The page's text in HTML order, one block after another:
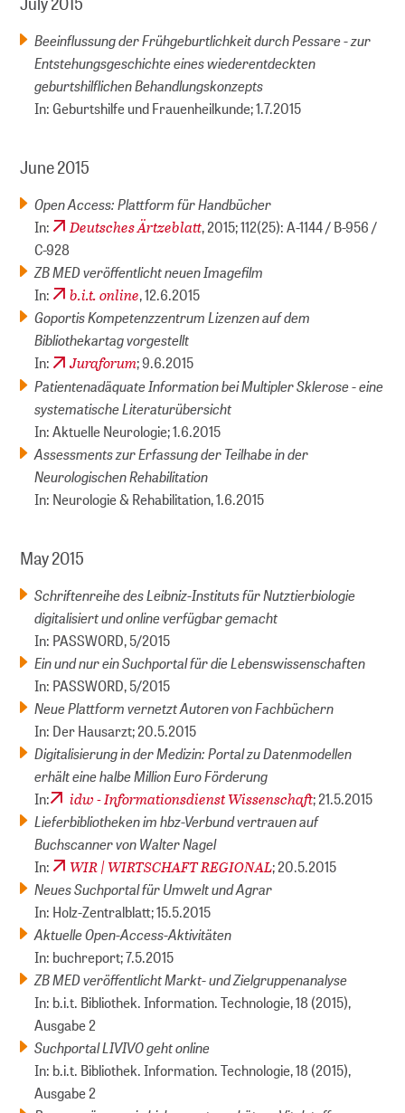
Beeinflussung der Frühgeburtlichkeit durch Pessare - zur
Entstehungsgeschichte eines wiederentdeckten
geburtshilflichen Behandlungskonzepts
In: Geburtshilfe und Frauenheilkunde; 1.7.2015
June 2015
Open Access: Plattform für Handbücher
In: Deutsches Ärtzeblatt, 2015; 112(25): A-1144 / B-956 /
C-928
ZB MED veröffentlicht neuen Imagefilm
In: b.i.t. online, 12.6.2015
Goportis Kompetenzzentrum Lizenzen auf dem
Bibliothekartag vorgestellt
In: Juraforum; 9.6.2015
Patientenadäquate Information bei Multipler Sklerose - eine
systematische Literaturübersicht
In: Aktuelle Neurologie; 1.6.2015
Assessments zur Erfassung der Teilhabe in der
Neurologischen Rehabilitation
In: Neurologie & Rehabilitation, 1.6.2015
May 2015
Schriftenreihe des Leibniz-Instituts für Nutztierbiologie
digitalisiert und online verfügbar gemacht
In: PASSWORD, 5/2015
Ein und nur ein Suchportal für die Lebenswissenschaften
In: PASSWORD, 5/2015
Neue Plattform vernetzt Autoren von Fachbüchern
In: Der Hausarzt; 20.5.2015
Digitalisierung in der Medizin: Portal zu Datenmodellen
erhält eine halbe Million Euro Förderung
In: idw - Informationsdienst Wissenschaft; 21.5.2015
Lieferbibliotheken im hbz-Verbund vertrauen auf
Buchscanner von Walter Nagel
In: WIR | WIRTSCHAFT REGIONAL; 20.5.2015
Neues Suchportal für Umwelt und Agrar
In: Holz-Zentralblatt; 15.5.2015
Aktuelle Open-Access-Aktivitäten
In: buchreport; 7.5.2015
ZB MED veröffentlicht Markt- und Zielgruppenanalyse
In: b.i.t. Bibliothek. Information. Technologie, 18 (2015),
Ausgabe 2
Suchportal LIVIVO geht online
In: b.i.t. Bibliothek. Information. Technologie, 18 (2015),
Ausgabe 2